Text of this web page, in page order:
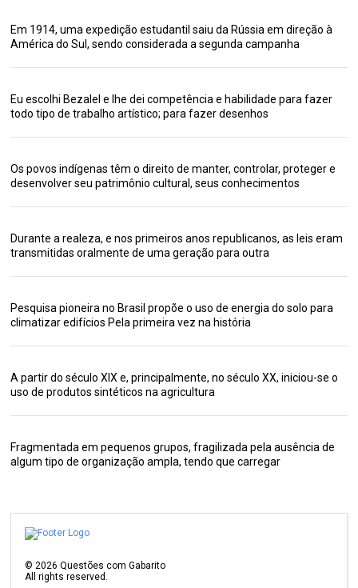
Em 1914, uma expedição estudantil saiu da Rússia em direção à
América do Sul, sendo considerada a segunda campanha
Eu escolhi Bezalel e lhe dei competência e habilidade para fazer
todo tipo de trabalho artístico; para fazer desenhos
Os povos indígenas têm o direito de manter, controlar, proteger e
desenvolver seu patrimônio cultural, seus conhecimentos
Durante a realeza, e nos primeiros anos republicanos, as leis eram
transmitidas oralmente de uma geração para outra
Pesquisa pioneira no Brasil propõe o uso de energia do solo para
climatizar edifícios Pela primeira vez na história
A partir do século XIX e, principalmente, no século XX, iniciou-se o
uso de produtos sintéticos na agricultura
Fragmentada em pequenos grupos, fragilizada pela ausência de
algum tipo de organização ampla, tendo que carregar
©2026 Questões com Gabarito
All rights reserved.